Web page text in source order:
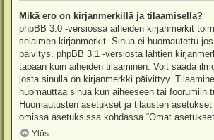
Mikä ero on kirjanmerkillä ja tilaamisella?
phpBB 3.0 -versiossa aiheiden kirjanmerkit
selaimen kirjanmerkit. Sinua ei huomautettu
päivitys. phpBB 3.1 -versiosta lähtien
tapaan kuin aiheiden tilaaminen. Voit saada
josta sinulla on kirjanmerkki päivittyy.
huomauttaa sinua kun aiheeseen tai foorumiin
Huomautusten asetukset ja tilausten
omissa asetuksissa kohdassa “Omat
Ylös